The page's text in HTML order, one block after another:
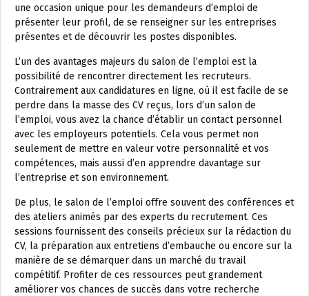
une occasion unique pour les demandeurs d’emploi de
présenter leur profil, de se renseigner sur les entreprises
présentes et de découvrir les postes disponibles.
L’un des avantages majeurs du salon de l’emploi est la
possibilité de rencontrer directement les recruteurs.
Contrairement aux candidatures en ligne, où il est facile de se
perdre dans la masse des CV reçus, lors d’un salon de
l’emploi, vous avez la chance d’établir un contact personnel
avec les employeurs potentiels. Cela vous permet non
seulement de mettre en valeur votre personnalité et vos
compétences, mais aussi d’en apprendre davantage sur
l’entreprise et son environnement.
De plus, le salon de l’emploi offre souvent des conférences et
des ateliers animés par des experts du recrutement. Ces
sessions fournissent des conseils précieux sur la rédaction du
CV, la préparation aux entretiens d’embauche ou encore sur la
manière de se démarquer dans un marché du travail
compétitif. Profiter de ces ressources peut grandement
améliorer vos chances de succès dans votre recherche